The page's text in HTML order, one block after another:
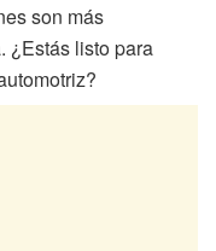
son más
¿Estás listo para